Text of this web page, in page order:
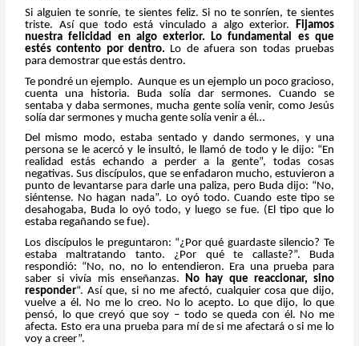
Si alguien te sonríe, te sientes feliz. Si no te sonríen, te sientes
triste. Así que todo está vinculado a algo exterior. Fijamos
nuestra felicidad en algo exterior. Lo fundamental es que
estés contento por dentro. Lo de afuera son todas pruebas
para demostrar que estás dentro.
Te pondré un ejemplo. Aunque es un ejemplo un poco gracioso,
cuenta una historia. Buda solía dar sermones. Cuando se
sentaba y daba sermones, mucha gente solía venir, como Jesús
solía dar sermones y mucha gente solía venir a él…
Del mismo modo, estaba sentado y dando sermones, y una
persona se le acercó y le insultó, le llamó de todo y le dijo: “En
realidad estás echando a perder a la gente”, todas cosas
negativas. Sus discípulos, que se enfadaron mucho, estuvieron a
punto de levantarse para darle una paliza, pero Buda dijo: “No,
siéntense. No hagan nada”. Lo oyó todo. Cuando este tipo se
desahogaba, Buda lo oyó todo, y luego se fue. (El tipo que lo
estaba regañando se fue).
Los discípulos le preguntaron: “¿Por qué guardaste silencio? Te
estaba maltratando tanto. ¿Por qué te callaste?”. Buda
respondió: “No, no, no lo entendieron. Era una prueba para
saber si vivía mis enseñanzas.No hay que reaccionar, sino
responder“. Así que, si no me afectó, cualquier cosa que dijo,
vuelve a él. No me lo creo. No lo acepto. Lo que dijo, lo que
pensó, lo que creyó que soy – todo se queda con él. No me
afecta. Esto era una prueba para mí de si me afectará o si me lo
voy a creer”.